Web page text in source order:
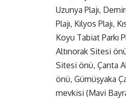
Uzunya Plajı,
Plajı, Kılyos Plajı,
Koyu Tabiat Parkı
Altınorak Sitesi
Sitesi önü, Çanta
önü, Gümüşyaka
mevkisi (Mavi